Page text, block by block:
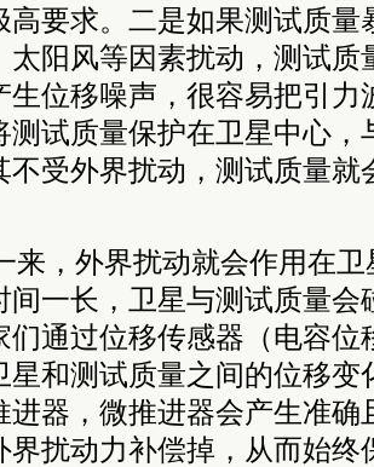
高要求。二是如果测试质量
太阳风等因素扰动，测试质
生位移噪声，很容易把引力
测试质量保护在卫星中心，
不受外界扰动，测试质量就
来，外界扰动就会作用在
间一长，卫星与测试质量会
们通过位移传感器（电容位
星和测试质量之间的位移变
进器，微推进器会产生准确
界扰动力补偿掉，从而始终